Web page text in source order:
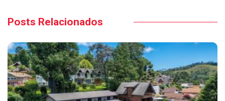
Posts Relacionados